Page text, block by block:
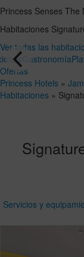
Princess Senses The
Habitaciones
Ver todas las
Gastronomía
Ofertas
Princess Hotels »
Habitaciones »
Servicios y